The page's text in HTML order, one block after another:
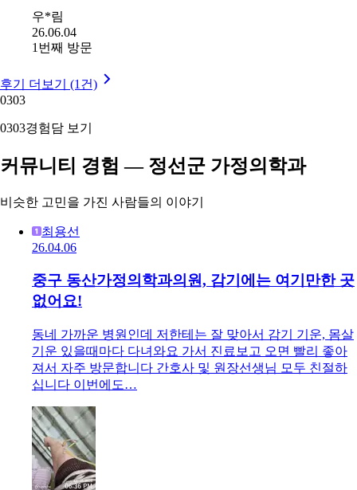
우*림
26.06.04
1번째 방문
후기 더보기 (1건)
0303
0303경험담 보기
커뮤니티 경험 — 정선군 가정의학과
비슷한 고민을 가진 사람들의 이야기
최용선
26.04.06
중구 동산가정의학과의원, 감기에는 여기만한 곳
없어요!
동네 가까운 병원인데 저한테는 잘 맞아서 감기 기운, 몸살
기운 있을때마다 다녀와요 가서 진료보고 오면 빨리 좋아
져서 자주 방문합니다 간호사 및 원장선생님 모두 친절하
십니다 이번에도…